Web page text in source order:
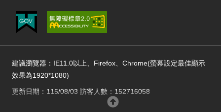
建議瀏覽器：IE11.0以上、Firefox、Chrome(螢幕設定最佳顯示
效果為1920*1080)
更新日期：115/08/03 訪客人數：152716058
回頂部